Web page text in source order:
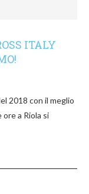
ITALY
2018 con il meglio
a Riola si